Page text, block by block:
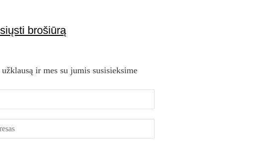
brošiūrą
ir mes su jumis susisieksime